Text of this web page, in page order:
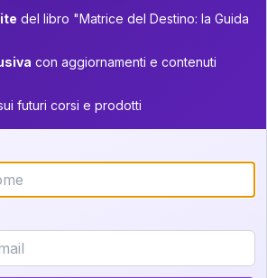
alla newsletter per ricevere
quando sarà disponibile.
nella vostra
interpretazione:
la vostra unione
del libro "Matrice del Destino: la Guida
con aggiornamenti e contenuti
futuri corsi e prodotti